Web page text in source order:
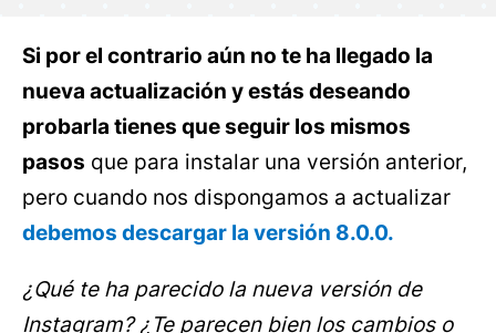
Si por el contrario aún no te ha llegado la
nueva actualización y estás deseando
probarla tienes que seguir los mismos
pasos que para instalar una versión anterior,
pero cuando nos dispongamos a actualizar
debemos descargar la versión 8.0.0.
¿Qué te ha parecido la nueva versión de
Instagram? ¿Te parecen bien los cambios o